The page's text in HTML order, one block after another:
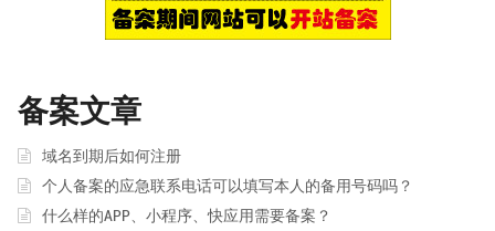
备案文章
域名到期后如何注册
个人备案的应急联系电话可以填写本人的备用号码吗？
什么样的APP、小程序、快应用需要备案？